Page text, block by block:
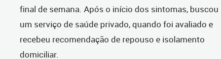
final de semana. Após o início dos sintomas, buscou
um serviço de saúde privado, quando foi avaliado e
recebeu recomendação de repouso e isolamento
domiciliar.